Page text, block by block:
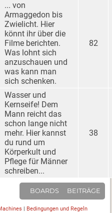
... von
Armaggedon bis
Zwielicht. Hier
könnt ihr über die
Filme berichten.
Was lohnt sich
anzuschauen und
was kann man
sich schenken.
82
Wasser und
Kernseife! Dem
Mann reicht das
schon lange nicht
mehr. Hier kannst
du rund um
Körperkult und
Pflege für Männer
schreiben...
38
BOARDS BEITRÄGE
Bedingungen und Regeln